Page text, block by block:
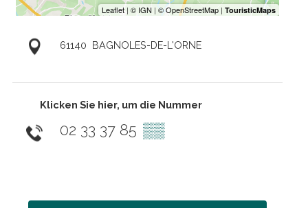
61140 BAGNOLES-DE-L'ORNE
Klicken Sie hier, um die Nummer
02 33 37 85 ▒▒